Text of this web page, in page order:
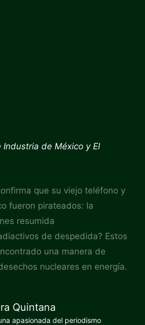
Industria de México y El
que su viejo teléfono y
fueron pirateados: la
resumida
de despedida? Estos
una manera de
nucleares en energía.
Quintana
apasionada del periodismo